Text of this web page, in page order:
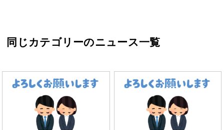
同じカテゴリーのニュース一覧